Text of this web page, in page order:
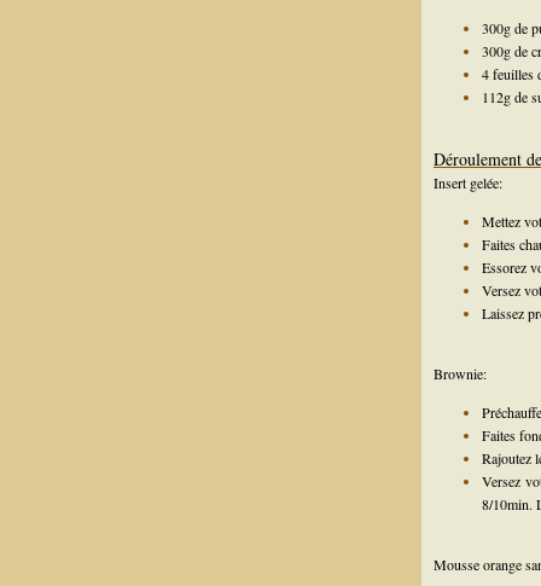
300g de
300g de
4 feuilles
112g de
Déroulement
Insert gelée:
Mettez
Faites
Essorez
Versez
Laissez
Brownie:
Faites
Rajoutez
Versez
8/10min.
Mousse orange